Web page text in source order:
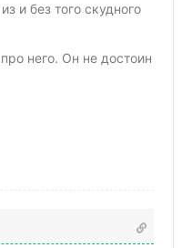
и без того скудного
него. Он не достоин